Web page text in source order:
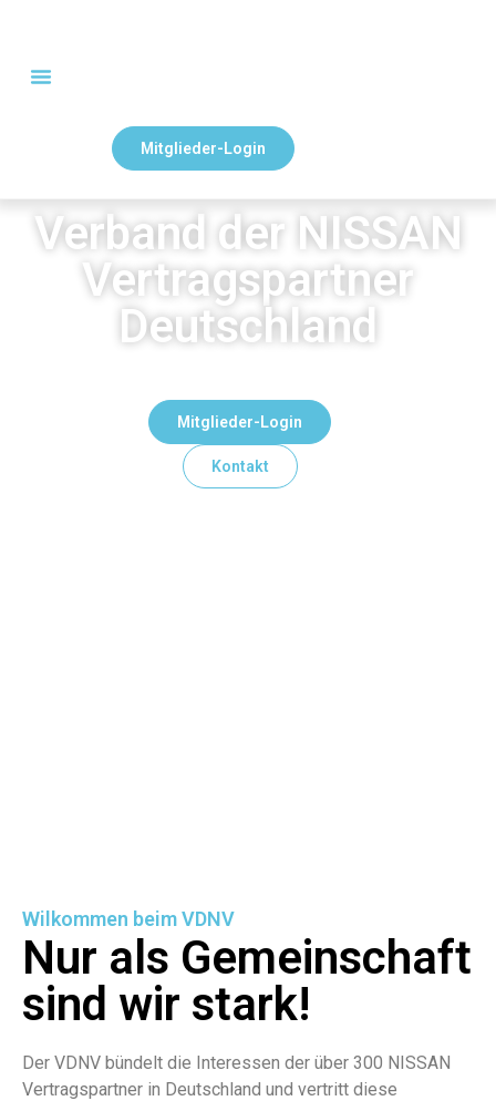
Mitglieder-Login
Verband der NISSAN
Vertragspartner
Deutschland
Mitglieder-Login
Kontakt
Wilkommen beim VDNV
Nur als Gemeinschaft
sind wir stark!
Der VDNV bündelt die Interessen der über 300 NISSAN
Vertragspartner in Deutschland und vertritt diese